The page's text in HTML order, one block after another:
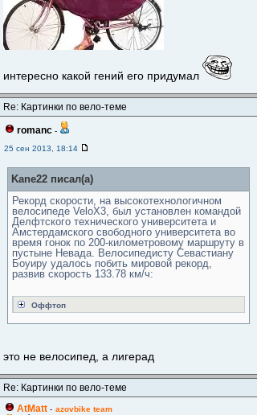
интересно какой гений его придумал
Re: Картинки по вело-теме
romanc -
25 сен 2013, 18:14
Kane22 писал(а)
Рекорд скорости, на высокотехнологичном
велосипеде VeloX3, был установлен командой
Делфтского технического университета и
Амстердамского свободного университета во
время гонок по 200-километровому маршруту в
пустыне Невада. Велосипедисту Севастиану
Боуиру удалось побить мировой рекорд,
развив скорость 133.78 км/ч:
Оффтоп
это не велосипед, а лигерад
Re: Картинки по вело-теме
AtMatt - azovbike team